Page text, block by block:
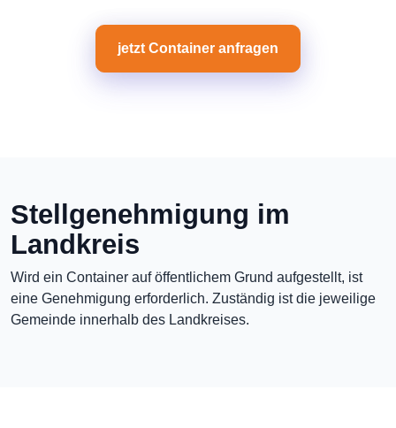
jetzt Container anfragen
Stellgenehmigung im
Landkreis
Wird ein Container auf öffentlichem Grund aufgestellt, ist
eine Genehmigung erforderlich. Zuständig ist die jeweilige
Gemeinde innerhalb des Landkreises.